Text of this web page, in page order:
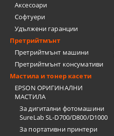
Аксесоари
Софтуери
Удължени гаранции
Претрийтмънт
Претрийтмънт машини
Претрийтмънт консумативи
Мастила и тонер касети
EPSON ОРИГИНАЛНИ
МАСТИЛА
За дигитални фотомашини
SureLab SL-D700/D800/D1000
За портативни принтери